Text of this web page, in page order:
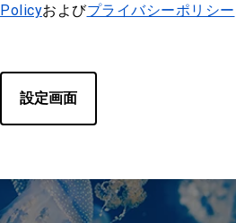
Policyおよびプライバシーポリシー
設定画面